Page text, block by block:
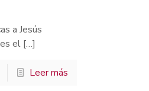
a Jesús
el […]
Leer más